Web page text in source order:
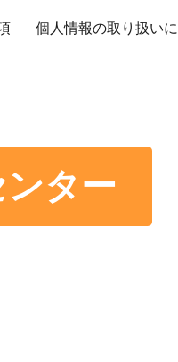
個人情報の取り扱い
ター